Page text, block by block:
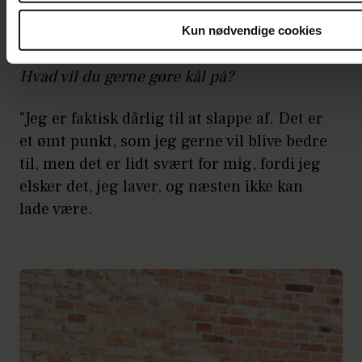
Kun nødvendige cookies
investeret al min tid og mine penge i min
forretning det sidste stykke tid."
Hvad vil du gerne gøre kål på?
"Jeg er faktisk dårlig til at slappe af. Det er
et ømt punkt, som jeg gerne vil blive bedre
til, men det er lidt svært for mig, fordi jeg
elsker det, jeg laver, og næsten ikke kan
lade være.